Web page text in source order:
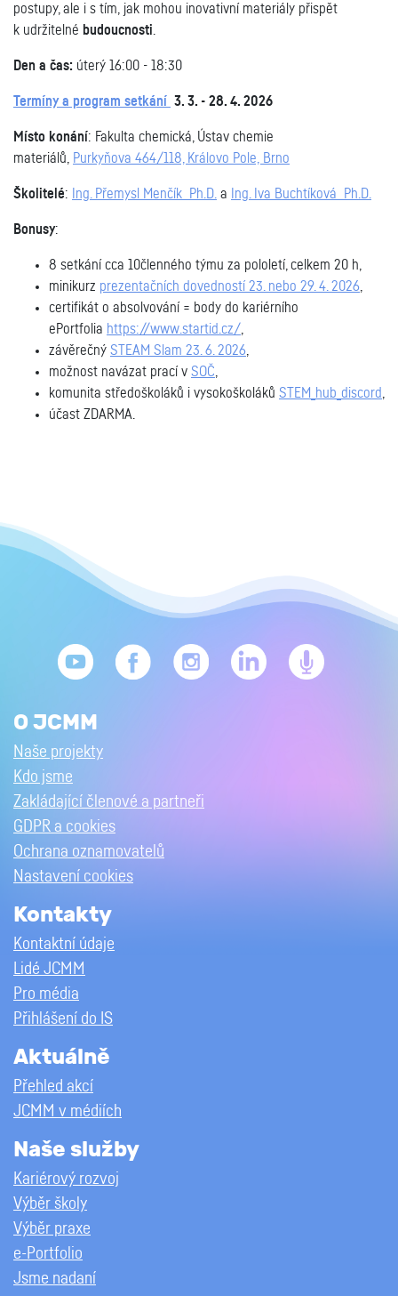
postupy, ale i s tím, jak mohou inovativní materiály přispět
k udržitelné budoucnosti
Den a čas: úterý 16:00 - 18:30
Termíny a program setkání 3. 3. - 28. 4. 2026
Místo konání: Fakulta chemická, Ústav chemie
materiálů,
Purkyňova 464/118, Královo Pole, Brno
Školitelé: Ing. Přemysl Menčík Ph.D. a Ing. Iva Buchtíková Ph.D.
Bonusy:
8 setkání cca 10členného týmu za pololetí, celkem 20 h,
minikurz prezentačních dovedností 23. nebo 29. 4. 2026
certifikát o absolvování = body do kariérního
ePortfolia https://www.startid.cz/
závěrečný STEAM Slam 23. 6. 2026
možnost navázat prací v SOČ
komunita středoškoláků i vysokoškoláků STEM_hub_discord
účast ZDARMA.
O JCMM
Naše projekty
Kdo jsme
Zakládající členové a partneři
GDPR a cookies
Ochrana oznamovatelů
Nastavení cookies
Kontakty
Kontaktní údaje
Lidé JCMM
Pro média
Přihlášení do IS
Aktuálně
Přehled akcí
JCMM v médiích
Naše služby
Kariérový rozvoj
Výběr školy
Výběr praxe
e-Portfolio
Jsme nadaní